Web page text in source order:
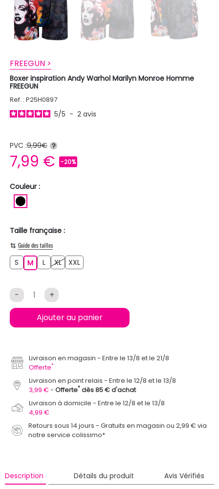
FREEGUN >
Boxer inspiration Andy Warhol Marilyn Monroe Homme
FREEGUN
Ref. : P25H0897
5/5 - 2 avis
PVC :9,99€ ?
7,99 € -20%
Couleur :
Taille française :
Guide des tailles
S MM L XLXL XXL
- +
Ajouter au panier
Livraison en magasin
Entre le 13/8 et le 21/8
Offerte*
Livraison en point relais
Entre le 12/8 et le 13/8
3,99 €
Offerte* dès 85 € d'achat
Livraison à domicile
Entre le 12/8 et le 13/8
4,99 €
Retours sous 14 jours - Gratuits en magasin ou 2,99 € via
notre service colissimo*
Description Détails du produit Avis Vérifiés